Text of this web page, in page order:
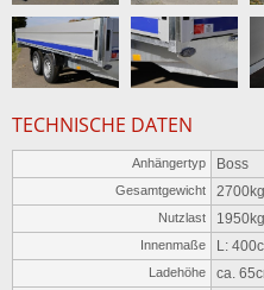
TECHNISCHE DATEN
Anhängertyp Boss
Gesamtgewicht 2700kg
Nutzlast 1950kg
Innenmaße L:
Ladehöhe ca.